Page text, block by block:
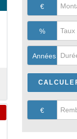
€
%
Années
€